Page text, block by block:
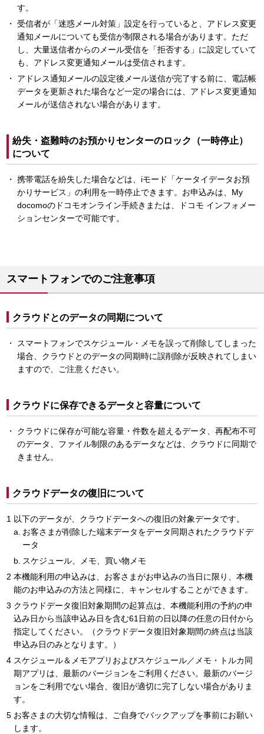
す。
受信者が「迷惑メール対策」設定を行っていると、アドレス変更
通知メールについても受信が制限される場合があります。ただ
し、大量送信者からのメール受信を「拒否する」に設定していて
も、アドレス変更通知メールは受信されます。
アドレス通知メールの設定後メール送信が完了する前に、電話帳
データを更新された場合など一定の場合には、アドレス変更通知
メールが送信されない場合があります。
紛失・盗難時のお預かりセンターのロック（一時停止）
について
携帯電話を紛失した場合などは、iモード「ケータイデータお預
かりサービス」の利用を一時停止できます。お申込みは、My
docomoのドコモオンライン手続きまたは、ドコモ インフォメー
ションセンターで可能です。
スマートフォンでのご注意事項
クラウドとのデータの同期について
スマートフォンでスケジュール・メモを誤って削除してしまった
場合、クラウドとのデータの同期時に誤削除が反映されてしまい
ますので、ご注意ください。
クラウドに保存できるデータと容量について
クラウドに保存が可能な容量・件数を超えるデータ、再配布不可
のデータ、ファイル制限のあるデータなどは、クラウドに同期で
きません。
クラウドデータの復旧について
以下のデータが、クラウドデータへの復旧の対象データです。
お客さまが削除した端末データをデータ同期されたクラウドデ
ータ
スケジュール、メモ、買い物メモ
本機能利用の申込みは、お客さまがお申込みの当日に限り、本機
能のお申込みの方法と同様に、キャンセルすることができます。
クラウドデータ復旧対象期間の起算点は、本機能利用の予約の申
込み日から当該申込み日を含む61日前の日以降の任意の日付から
指定してください。（クラウドデータ復旧対象期間の終点は当該
申込み日のみとなります。）
スケジュール＆メモアプリおよびスケジュール／メモ・トルカ同
期アプリは、最新のバージョンをご利用ください。最新のバージ
ョンをご利用でない場合、復旧が適切に完了しない場合がありま
す。
お客さまの大切な情報は、ご自身でバックアップを事前にお願い
します。